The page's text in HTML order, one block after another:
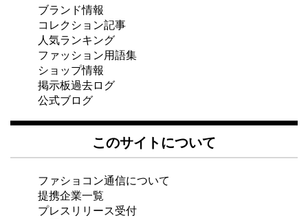
ブランド情報
コレクション記事
人気ランキング
ファッション用語集
ショップ情報
掲示板過去ログ
公式ブログ
このサイトについて
ファショコン通信について
提携企業一覧
プレスリリース受付